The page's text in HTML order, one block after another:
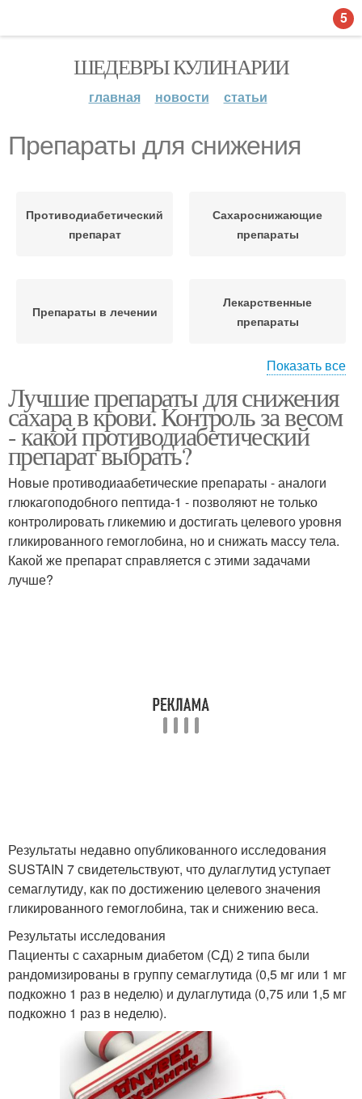
ШЕДЕВРЫ КУЛИНАРИИ
главная новости статьи
Препараты для снижения
Противодиабетический
препарат
Сахароснижающие
препараты
Препараты в лечении
Лекарственные
препараты
препараты
Таблетки для снижения
Показать все
Лучшие препараты для снижения
сахара в крови. Контроль за весом
- какой противодиабетический
препарат выбрать?
Новые противодиаабетические препараты - аналоги
глюкагоподобного пептида-1 - позволяют не только
контролировать гликемию и достигать целевого уровня
гликированного гемоглобина, но и снижать массу тела.
Какой же препарат справляется с этими задачами
лучше?
Результаты недавно опубликованного исследования
SUSTAIN 7 свидетельствуют, что дулаглутид уступает
семаглутиду, как по достижению целевого значения
гликированного гемоглобина, так и снижению веса.
Результаты исследования
Пациенты с сахарным диабетом (СД) 2 типа были
рандомизированы в группу семаглутида (0,5 мг или 1 мг
подкожно 1 раз в неделю) и дулаглутида (0,75 или 1,5 мг
подкожно 1 раз в неделю).
5